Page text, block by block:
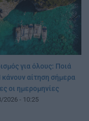
για όλους: Ποιά
αίτηση σήμερα
οι ημερομηνίες
2026 - 10:25